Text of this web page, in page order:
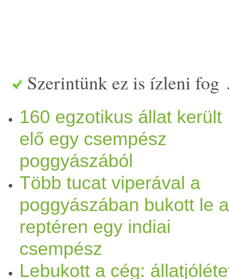
Szerintünk ez is ízleni
160 egzotikus állat került
elő egy csempész
poggyászából
Több tucat viperával a
poggyászában bukott le a
reptéren egy indiai
csempész
Lebukott a cég: